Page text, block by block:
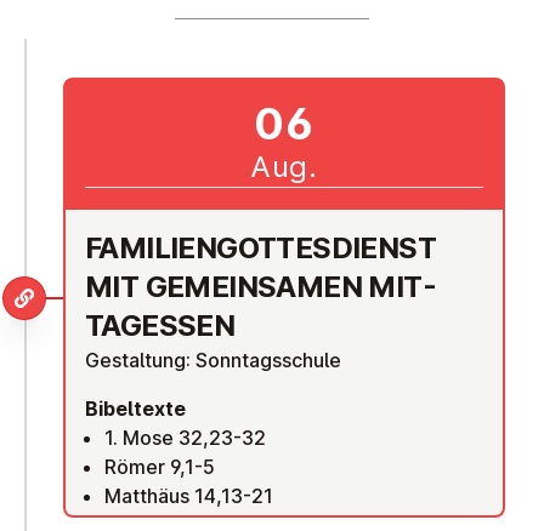
FA­MI­LI­EN­GOT­TES­DIENST
MIT GE­MEIN­SA­MEN MIT­
TAG­ESSEN
Gestaltung: Sonntagsschule
Bibeltexte
1. Mose 32,23-32
Römer 9,1-5
Matthäus 14,13-21
06
Aug.